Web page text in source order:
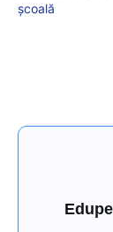
școală